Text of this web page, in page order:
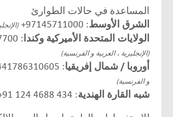
المساعدة في حالات الطوارئ
الشرق الأوسط: 97145711000+
الولايات المتحدة الأميركية وكندا : 17864727700+
(الإنجليزية ، العربية و الفرنسية)
أوروبا / شمال إفريقيا: 441786310605+
و الفرنسية)
شبه القارة الهندية:
91 124 4688 434